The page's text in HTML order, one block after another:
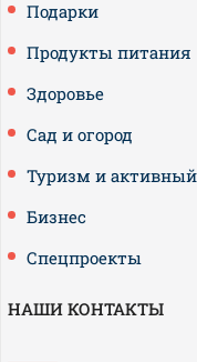
Подарки
Продукты питания
Здоровье
Сад и огород
Туризм и
Бизнес
Спецпроекты
НАШИ КОНТАКТЫ